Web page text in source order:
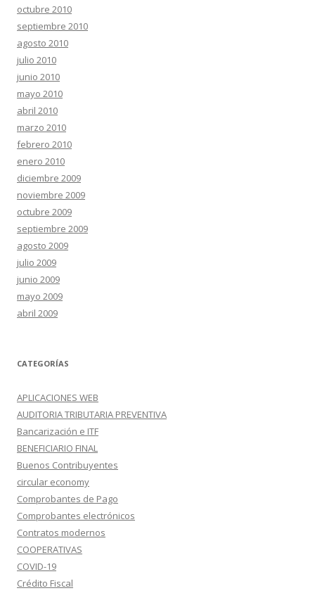
octubre 2010
septiembre 2010
agosto 2010
julio 2010
junio 2010
mayo 2010
abril 2010
marzo 2010
febrero 2010
enero 2010
diciembre 2009
noviembre 2009
octubre 2009
septiembre 2009
agosto 2009
julio 2009
junio 2009
mayo 2009
abril 2009
CATEGORÍAS
APLICACIONES WEB
AUDITORIA TRIBUTARIA PREVENTIVA
Bancarización e ITF
BENEFICIARIO FINAL
Buenos Contribuyentes
circular economy
Comprobantes de Pago
Comprobantes electrónicos
Contratos modernos
COOPERATIVAS
COVID-19
Crédito Fiscal